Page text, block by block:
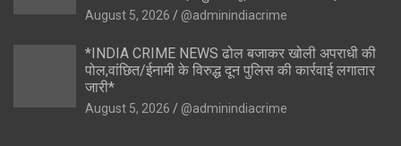
August 5, 2026 @adminindiacrime
*INDIA CRIME NEWS ढोल बजाकर खोली अपराधी की
पोल,वांछित/ईनामी के विरुद्ध दून पुलिस की कार्रवाई लगातार
जारी*
August 5, 2026 @adminindiacrime